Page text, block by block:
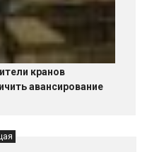
кранов
авансирование